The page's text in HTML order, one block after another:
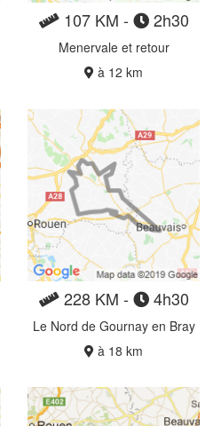
107 KM - 2h30
Menervale et retour
à 12 km
228 KM - 4h30
Le Nord de Gournay en Bray
à 18 km